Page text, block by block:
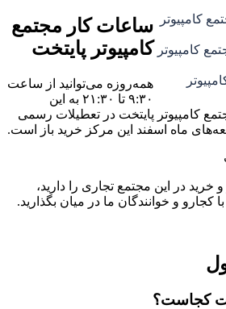
ساعات کار مجتمع
کامپیوتر پایتخت
همه‌روزه می‌توانید از ساعت
۹:۳۰ تا ۲۱:۳۰ به این
کامپیوتر پایتخت در تعطیلات رسمی
ماه اسفند این مرکز خرید باز است.
در این مجتمع تجاری را دارید،
کجارو و خوانندگان ما در میان بگذارید.
کجاست؟